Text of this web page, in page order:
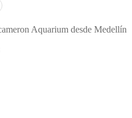
Aquarium desde Medellín